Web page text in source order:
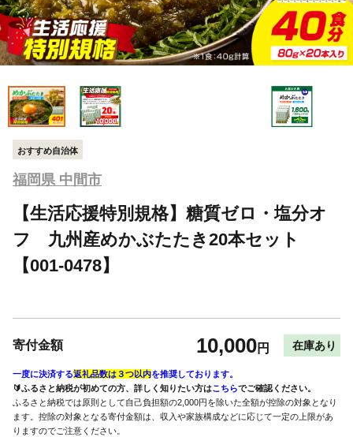
おすすめ自治体
福岡県 中間市
【生活応援特別規格】糖質ゼロ・塩分オ
フ 九州産めかぶたたき20本セット
【001-0478】
寄付金額 10,000円 在庫あり
一度に決済する返礼品数は３つ以内を推奨しております。
🔰ふるさと納税が初めての方、詳しく知りたい方はこちらでご確認ください。
ふるさと納税では原則として自己負担額の2,000円を除いた全額が控除の対象となり
ます。控除の対象となる寄付金額は、収入や家族構成などに応じて一定の上限があ
りますのでご注意ください。